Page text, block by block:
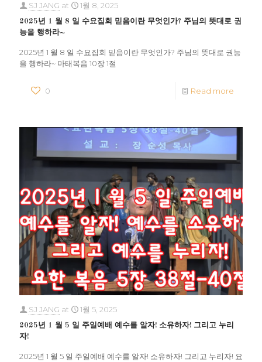
SJ JANG at 1월 8, 2025
2025년 1 월 8 일 수요집회 믿음이란 무엇인가? 주님의 뜻대로 권
능을 행하라~
2025년 1 월 8 일 수요집회 믿음이란 무엇인가? 주님의 뜻대로 권능
을 행하라~ 마태복음 10장 1절
0 Read more
SJ JANG at 1월 5, 2025
2025년 1 월 5 일 주일예배 예수를 알자! 소유하자! 그리고 누리
자!
2025년 1 월 5 일 주일예배 예수를 알자! 소유하자! 그리고 누리자! 요